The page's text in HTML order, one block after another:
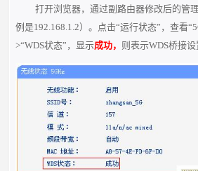
打开浏览器，通过副路由器修改后的管
例是192.168.1.2）。点击“运行状态”，查看
>“WDS状态”，显示成功， 则表示WDS桥接设